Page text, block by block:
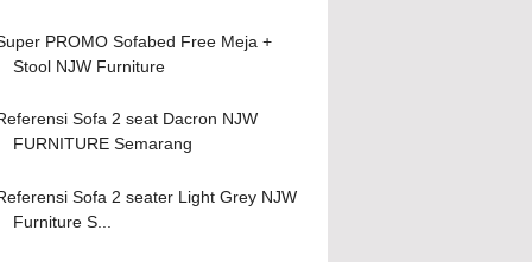
PROMO Sofabed Free Meja +
Stool NJW Furniture
Sofa 2 seat Dacron NJW
FURNITURE Semarang
Sofa 2 seater Light Grey NJW
Furniture S...